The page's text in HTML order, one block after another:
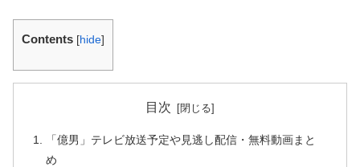
Contents [hide]
目次
「億男」テレビ放送予定や見逃し配信・無料動画まと
め